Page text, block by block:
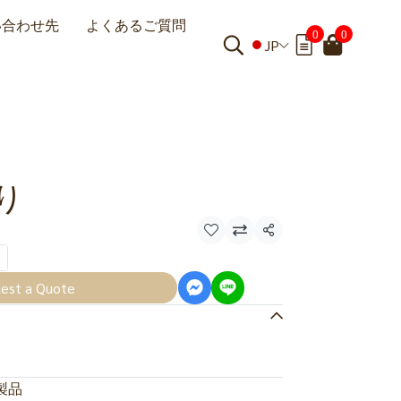
わせ先 よくあるご質問
JP
0 0
共有
a Quote
品